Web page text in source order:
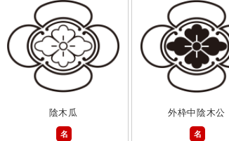
陰木瓜
名
外枠中陰木公
名